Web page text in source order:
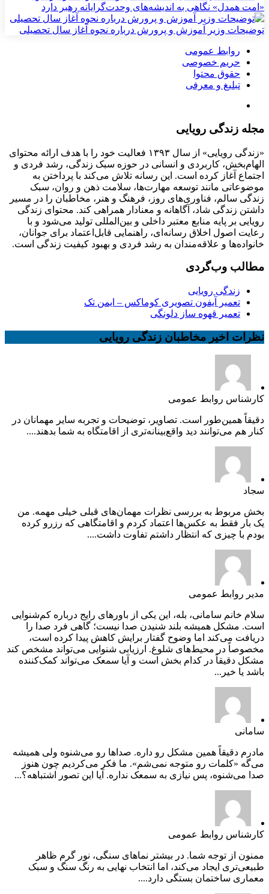
«امت همدل» نگاهی به اندیشه‌های وحدت‌گرایانه رهبر دارد
توضیحات وزیر آموزش و پرورش درباره نحوه آغاز سال تحصیلی
روابط عمومی
حریم خصوصی
حقوق محتوا
تبلیغ و معرفی
مجله زندگی رویایی
«زندگی رویایی» از سال ۱۳۹۳ فعالیت خود را با هدف ارائه محتوای
الهام‌بخش، کاربردی و انسانی در حوزه سبک زندگی، رشد فردی و
اجتماع آغاز کرده است. این رسانه تلاش می‌کند با پرداختن به
موضوعاتی مانند توسعه مهارت‌ها، سلامت ذهن و روان، سبک
زندگی سالم، فناوری‌های روز، فرهنگ و هنر، مخاطبان را در مسیر
داشتن زندگی شاد، آگاهانه و معنادار همراهی کند. محتوای زندگی
رویایی بر پایه منابع معتبر داخلی و بین‌المللی تولید می‌شود و با
رعایت اصول اخلاق رسانه‌ای، راهنمایی قابل‌اعتماد برای جوانان،
خانواده‌ها و علاقه‌مندان به رشد فردی و بهبود کیفیت زندگی است.
مطالب وب‌گردی
زندگی رویایی
تعمیر آیفون تصویری کوماکس – ایمن تک
تعمیر قهوه ساز دلونگی
نظرات اخیر مخاطبان زندگی رویایی
کارشناس روابط عمومی
دقیقاً همین‌طور است. تصاویر، توضیحات و تجربه سایر مهمانان در
کنار هم می‌توانند دید واقع‌بینانه‌تری از اقامتگاه به شما بدهند....
سجاد
بخش مربوط به بررسی نظرات مهمان‌های قبلی خیلی مهمه. من
یک بار فقط به عکس‌ها اعتماد کردم و اقامتگاهی که رزرو کرده
بودم با چیزی که انتظار داشتم تفاوت داشت....
مدیر روابط عمومی
سلام خانم سامانی، بله، این یکی از باورهای رایج درباره کم‌شنوایی
است. مشکل همیشه بلند شنیدن صدا نیست؛ گاهی فرد صدا را
دریافت می‌کند اما وضوح گفتار برایش کاهش پیدا کرده است،
مخصوصاً در محیط‌های شلوغ. ارزیابی شنوایی می‌تواند مشخص کند
مشکل دقیقاً در کدام بخش است و آیا سمعک می‌تواند کمک‌کننده
باشد یا خیر...
سامانی
مادرم دقیقاً همین مشکل رو داره. صداها رو می‌شنوه ولی همیشه
می‌گه «کلمات رو متوجه نمی‌شم». ما فکر می‌کردیم چون هنوز
صدا می‌شنوه، پس نیازی به سمعک نداره. آیا این تصور اشتباهه؟...
کارشناس روابط عمومی
ممنون از توجه شما. در بیشتر نماهای سنگی، نور گرم ظاهر
طبیعی‌تری ایجاد می‌کند، اما انتخاب نهایی به رنگ سنگ و سبک
معماری ساختمان بستگی دارد....